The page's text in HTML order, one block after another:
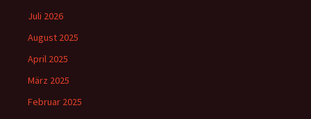
Juli 2026
August 2025
April 2025
März 2025
Februar 2025